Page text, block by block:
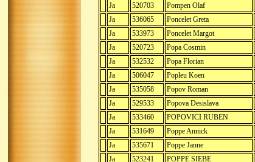
Ja
520703 Pompen Olaf
Ja
536065 Poncelet Greta
Ja
533973 Poncelet Margot
Ja
520723 Popa Cosmin
Ja
532532 Popa Florian
Ja
506047 Popleu Koen
Ja
535058 Popov Roman
Ja
529533 Popova Desislava
Ja
533460 POPOVICI RUBEN
Ja
531649 Poppe Annick
Ja
535671 Poppe Janne
Ja
523241 POPPE SIEBE